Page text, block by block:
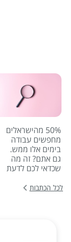
50% מהישראלים
מחפשים עבודה
בימים אלו ממש.
גם אתם? זה מה
שכדאי לכם לדעת
לכל הכתבות